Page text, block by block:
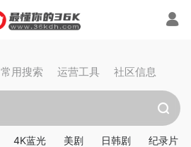
常用搜索 运营工具 社区信息
4K蓝光 美剧 日韩剧 纪录片